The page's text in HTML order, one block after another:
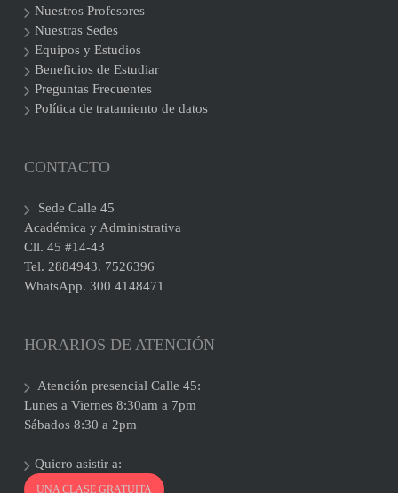
Nuestros Profesores
Nuestras Sedes
Equipos y Estudios
Beneficios de Estudiar
Preguntas Frecuentes
Política de tratamiento de datos
CONTACTO
Sede Calle 45
Académica y Administrativa
Cll. 45 #14-43
Tel. 2884943. 7526396
WhatsApp. 300 4148471
HORARIOS DE ATENCIÓN
Atención presencial Calle 45:
Lunes a Viernes 8:30am a 7pm
Sábados 8:30 a 2pm
Quiero asistir a:
UNA CLASE GRATUITA